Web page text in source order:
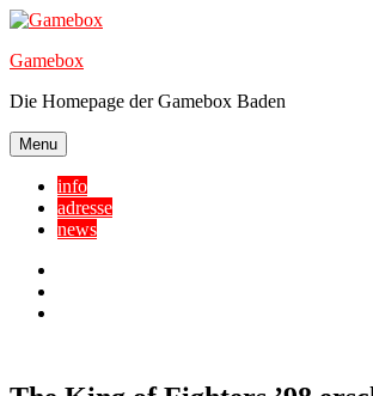
Skip
content
Gamebox
Die Homepage der Gamebox Baden
Menu
info
adresse
news